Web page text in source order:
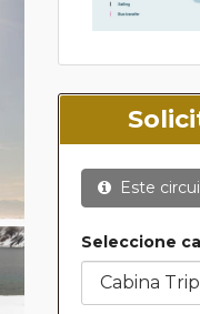
Este
Seleccione